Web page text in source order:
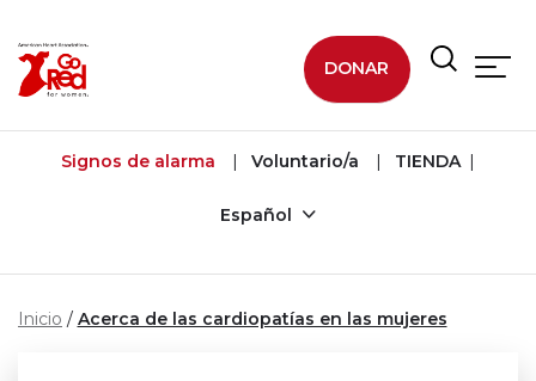
DONAR
Signos de alarma Voluntario/a TIENDA
Español
Inicio Acerca de las cardiopatías en las mujeres